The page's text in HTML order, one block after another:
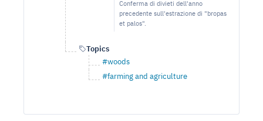
Conferma di divieti dell'anno
precedente sull'estrazione di "bropas
et palos".
Topics
#woods
#farming and agriculture